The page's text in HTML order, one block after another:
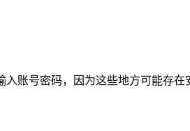
账号密码，因为这些地方可能存